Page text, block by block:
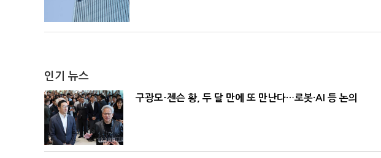
인기 뉴스
구광모-젠슨 황, 두 달 만에 또 만난다…로봇·AI 등 논의